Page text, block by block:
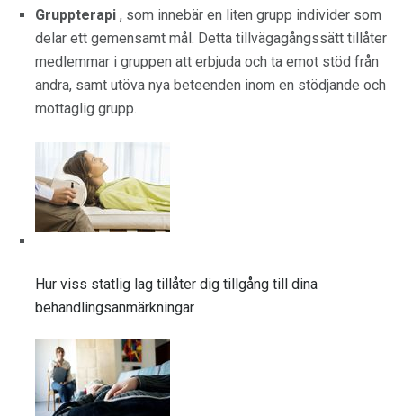
Gruppterapi , som innebär en liten grupp individer som
delar ett gemensamt mål. Detta tillvägagångssätt tillåter
medlemmar i gruppen att erbjuda och ta emot stöd från
andra, samt utöva nya beteenden inom en stödjande och
mottaglig grupp.
Hur viss statlig lag tillåter dig tillgång till dina
behandlingsanmärkningar